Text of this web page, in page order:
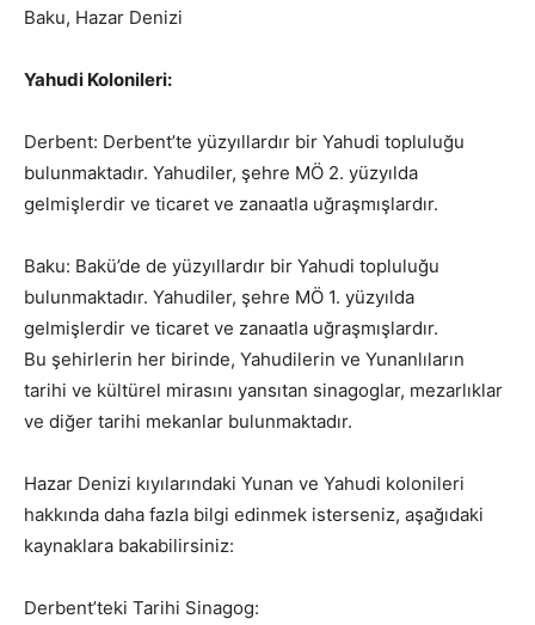
Baku, Hazar Denizi
Yahudi Kolonileri:
Derbent: Derbent’te yüzyıllardır bir Yahudi topluluğu
bulunmaktadır. Yahudiler, şehre MÖ 2. yüzyılda
gelmişlerdir ve ticaret ve zanaatla uğraşmışlardır.
Baku: Bakü’de de yüzyıllardır bir Yahudi topluluğu
bulunmaktadır. Yahudiler, şehre MÖ 1. yüzyılda
gelmişlerdir ve ticaret ve zanaatla uğraşmışlardır.
Bu şehirlerin her birinde, Yahudilerin ve Yunanlıların
tarihi ve kültürel mirasını yansıtan sinagoglar, mezarlıklar
ve diğer tarihi mekanlar bulunmaktadır.
Hazar Denizi kıyılarındaki Yunan ve Yahudi kolonileri
hakkında daha fazla bilgi edinmek isterseniz, aşağıdaki
kaynaklara bakabilirsiniz:
Derbent’teki Tarihi Sinagog: